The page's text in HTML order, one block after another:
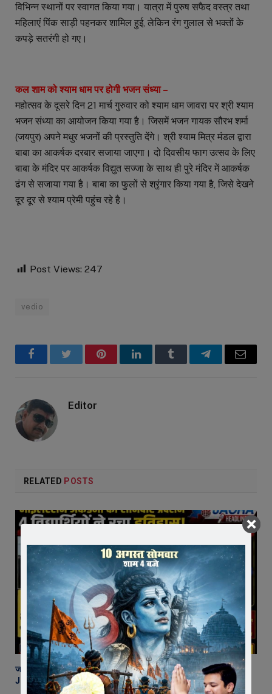
विभिन्न स्थानों पर स्वागत किया गया। यात्रा में पुरुष सफैद वस्त्र तथा
महिलाएं पिंक साड़ी पहनकर शामिल हुई, लेकिन रंग गुलाल से भक्तों के
कपड़े सतरंगी हो गए।
कल शाम को श्याम धाम पर होगी भजन संध्या –
महोत्सव के दूसरे दिन 21 मार्च गुरुवार को श्याम धाम जावरा पर श्री श्याम
भजन संध्या का आयोजन किया गया है। जिसमें भजन गायक सौरभ शर्मा
(जयपुर) अपने मधुर भजनों की प्रस्तुति देंगे। श्री श्याम मित्र मंडल द्वारा
बाबा का आकर्षक दरबार सजाया जाएगा। दो दिवसीय फाग उत्सव के लिए
बाबा के मंदिर पर आकर्षक विद्युत सज्जा के साथ ही पुरे मंदिर में आकर्षक
ढंग से सजाया गया है। बाबा का फुलों से श्रृंगार किया गया है, जिसे देखने
दूर दूर से श्याम प्रेमी पहुंच रहे है।
Post Views: 247
vedio
FacebookTwitter PinterestLinkedInTumblr TelegramEmail
Editor
RELATED POSTS
जावरा की माइलस्टोन अकैडमी का शानदार प्रदर्शन, 2 छात्र NEET और 2 छात्र
JEE में चयनित